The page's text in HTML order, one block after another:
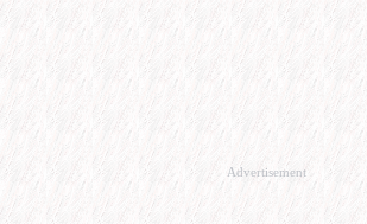
Advertisement